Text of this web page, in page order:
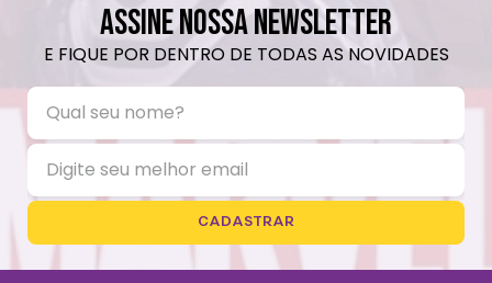
ASSINE NOSSA NEWSLETTER
E FIQUE POR DENTRO DE TODAS AS NOVIDADES
CADASTRAR